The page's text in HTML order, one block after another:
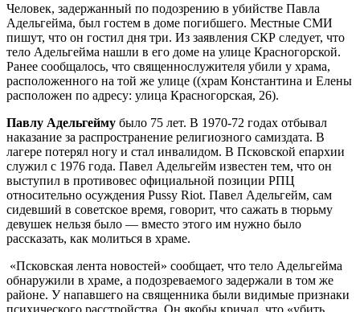
Человек, задержанный по подозрению в убийстве Павла
Адельгейма, был гостем в доме погибшего. Местные СМИ
пишут, что он гостил дня три. Из заявления СКР следует, что
тело Адельгейма нашли в его доме на улице Красногорской.
Ранее сообщалось, что священнослужителя убили у храма,
расположенного на той же улице ((храм Константина и Елены
расположен по адресу: улица Красногорская, 26).
Павлу Адельгейму было 75 лет. В 1970-72 годах отбывал
наказание за распространение религиозного самиздата. В
лагере потерял ногу и стал инвалидом. В Псковской епархии
служил с 1976 года. Павел Адельгейм известен тем, что он
выступил в противовес официальной позиции РПЦ
относительно осуждения Pussy Riot. Павел Адельгейм, сам
сидевший в советское время, говорит, что сажать в тюрьму
девушек нельзя было — вместо этого им нужно было
рассказать, как молиться в храме.
«Псковская лента новостей» сообщает, что тело Адельгейма
обнаружили в храме, а подозреваемого задержали в том же
районе. У напавшего на священника были видимые признаки
психического расстройства. Он якобы кричал, что «убить